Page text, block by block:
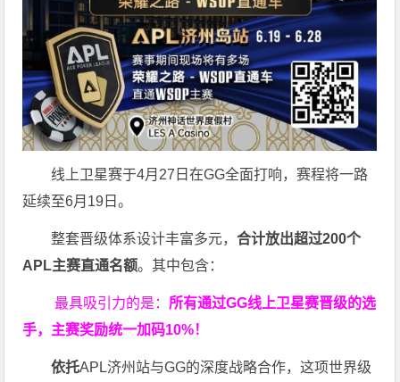
线上卫星赛于4月27日在GG全面打响，赛程将一路
延续至6月19日。
整套晋级体系设计丰富多元，合计放出超过200个
APL主赛直通名额。其中包含：
最具吸引力的是： 所有通过GG线上卫星赛晋级的选
手，主赛奖励统一加码10%！
依托APL济州站与GG的深度战略合作，这项世界级